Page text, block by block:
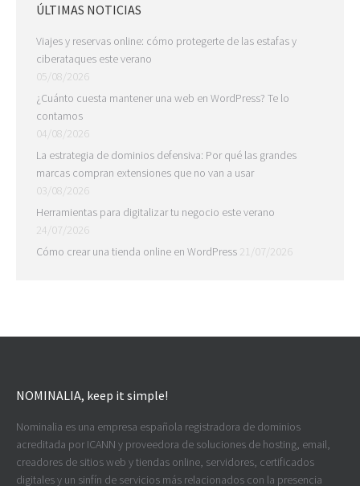
ÚLTIMAS NOTICIAS
Viajes y reservas online: cómo protegerte de las estafas y
ciberataques este verano
05/08/2026
¿Cuánto cuesta mantener una web en WordPress? Te lo
contamos
04/08/2026
La estrategia de dominios defensiva: Por qué las grandes
marcas compran extensiones que no van a usar
03/08/2026
Herramientas para digitalizar tu negocio este verano
24/07/2026
Cómo crear una tienda online en WordPress 21/07/2026
NOMINALIA, keep it simple!
Nominalia es una empresa española registradora de dominios
acreditada por ICANN y proveedora de soluciones de hosting, email,
creadores de sitios web y tiendas online, servidores, certificados
digitales y un sinfín de servicios más relacionados con la presencia